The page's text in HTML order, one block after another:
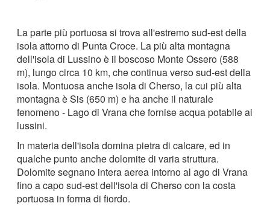
La parte più portuosa si trova all'estremo sud-est della
isola attorno di Punta Croce. La più alta montagna
dell'isola di Lussino è il boscoso Monte Ossero (588
m), lungo circa 10 km, che continua verso sud-est della
isola. Montuosa anche isola di Cherso, la cui più alta
montagna è Sis (650 m) e ha anche il naturale
fenomeno - Lago di Vrana che fornise acqua potabile ai
lussini.
In materia dell'isola domina pietra di calcare, ed in
qualche punto anche dolomite di varia struttura.
Dolomite segnano intera aerea intorno al ago di Vrana
fino a capo sud-est dell'isola di Cherso con la costa
portuosa in forma di fiordo.